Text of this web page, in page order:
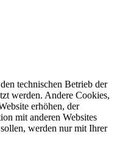
technischen Betrieb der
werden. Andere Cookies,
erhöhen, der
mit anderen Websites
werden nur mit Ihrer